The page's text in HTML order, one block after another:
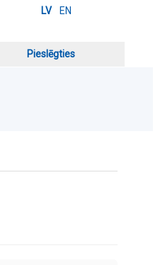
LV EN
Pieslēgties